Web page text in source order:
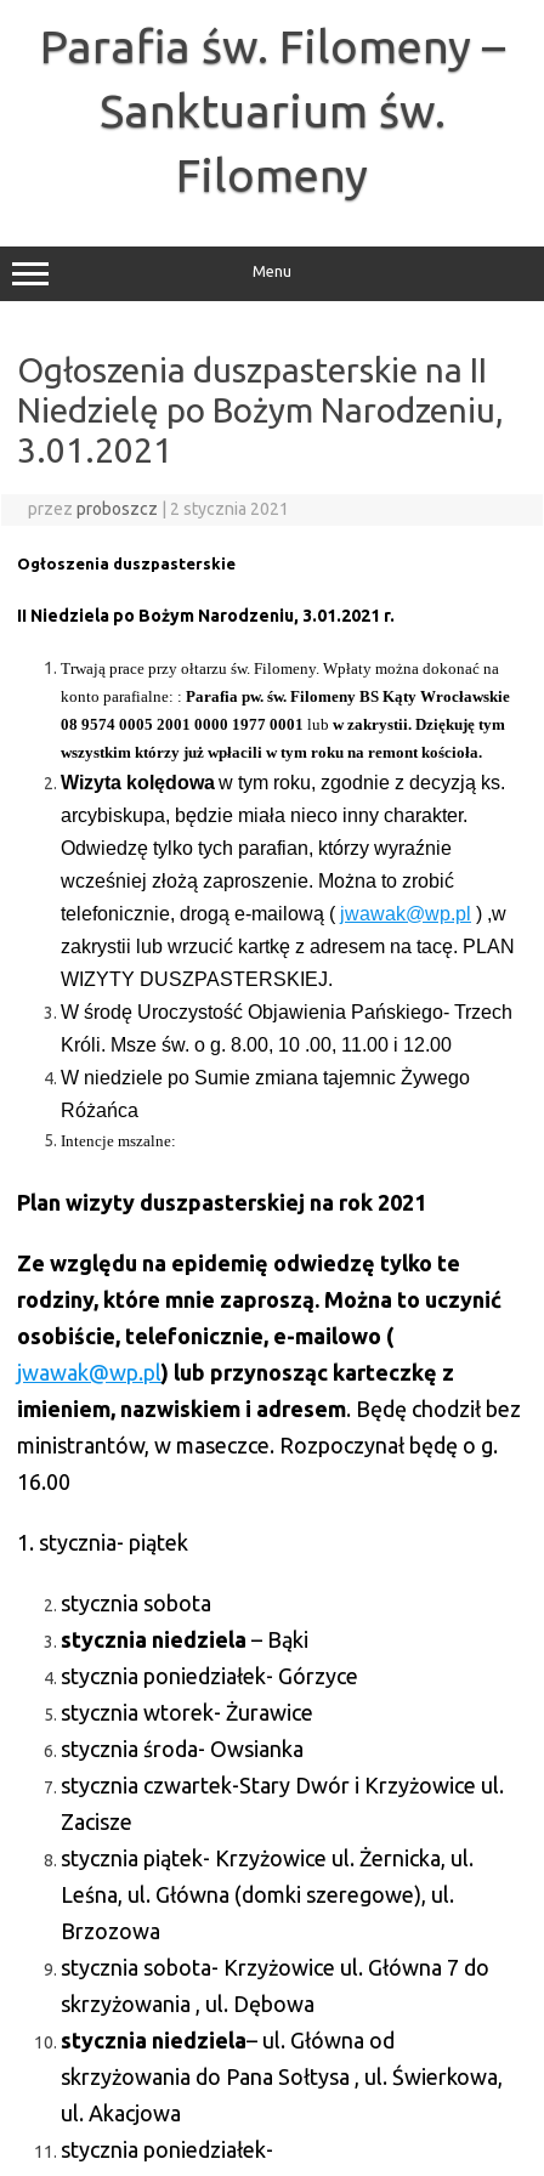
Parafia św. Filomeny –
Sanktuarium św.
Filomeny
Menu
Ogłoszenia duszpasterskie na II
Niedzielę po Bożym Narodzeniu,
3.01.2021
przez proboszcz 2 stycznia 2021
Ogłoszenia duszpasterskie
II Niedziela po Bożym Narodzeniu, 3.01.2021 r.
Trwają prace przy ołtarzu św. Filomeny. Wpłaty można dokonać na
konto parafialne: : Parafia pw. św. Filomeny BS Kąty Wrocławskie
08 9574 0005 2001 0000 1977 0001 lub w zakrystii. Dziękuję tym
wszystkim którzy już wpłacili w tym roku na remont kościoła.
Wizyta kolędowaw tym roku, zgodnie z decyzją ks.
arcybiskupa, będzie miała nieco inny charakter.
Odwiedzę tylko tych parafian, którzy wyraźnie
wcześniej złożą zaproszenie. Można to zrobić
telefonicznie, drogą e-mailową ( jwawak@wp.pl ) ,w
zakrystii lub wrzucić kartkę z adresem na tacę. PLAN
WIZYTY DUSZPASTERSKIEJ.
W środę Uroczystość Objawienia Pańskiego- Trzech
Króli. Msze św. o g. 8.00, 10 .00, 11.00 i 12.00
W niedziele po Sumie zmiana tajemnic Żywego
Różańca
Intencje mszalne:
Plan wizyty duszpasterskiej na rok 2021
Ze względu na epidemię odwiedzę tylko te
rodziny, które mnie zaproszą. Można to uczynić
osobiście, telefonicznie, e-mailowo (
jwawak@wp.pl) lub przynosząc karteczkę z
imieniem, nazwiskiem i adresem. Będę chodził bez
ministrantów, w maseczce. Rozpoczynał będę o g.
16.00
1. stycznia- piątek
stycznia sobota
stycznia niedziela – Bąki
stycznia poniedziałek- Górzyce
stycznia wtorek- Żurawice
stycznia środa- Owsianka
stycznia czwartek-Stary Dwór i Krzyżowice ul.
Zacisze
stycznia piątek- Krzyżowice ul. Żernicka, ul.
Leśna, ul. Główna (domki szeregowe), ul.
Brzozowa
stycznia sobota- Krzyżowice ul. Główna 7 do
skrzyżowania , ul. Dębowa
stycznia niedziela– ul. Główna od
skrzyżowania do Pana Sołtysa , ul. Świerkowa,
ul. Akacjowa
stycznia poniedziałek-